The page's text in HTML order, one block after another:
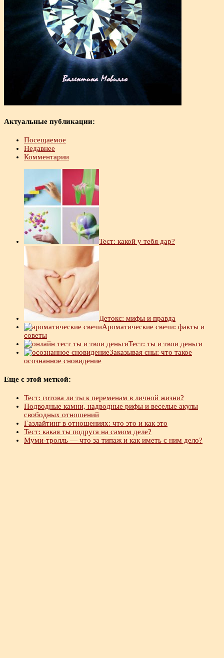
Актуальные публикации:
Посещаемое
Недавнее
Комментарии
Тест: какой у тебя дар?
Детокс: мифы и правда
Ароматические свечи: факты и
советы
Тест: ты и твои деньги
Заказывая сны: что такое
осознанное сновидение
Еще с этой меткой:
Тест: готова ли ты к переменам в личной жизни?
Подводные камни, надводные рифы и веселые акулы
свободных отношений
Газлайтинг в отношениях: что это и как это
Тест: какая ты подруга на самом деле?
Муми-тролль — что за типаж и как иметь с ним дело?